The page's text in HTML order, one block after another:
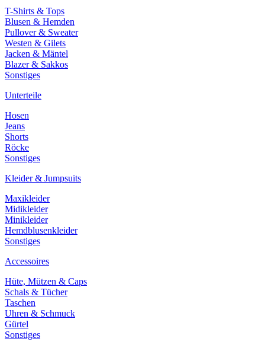
T-Shirts & Tops
Blusen & Hemden
Pullover & Sweater
Westen & Gilets
Jacken & Mäntel
Blazer & Sakkos
Sonstiges
Unterteile
Hosen
Jeans
Shorts
Röcke
Sonstiges
Kleider & Jumpsuits
Maxikleider
Midikleider
Minikleider
Hemdblusenkleider
Sonstiges
Accessoires
Hüte, Mützen & Caps
Schals & Tücher
Taschen
Uhren & Schmuck
Gürtel
Sonstiges